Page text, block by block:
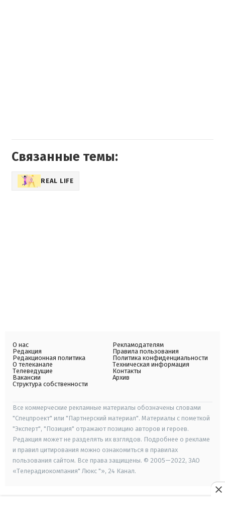
Связанные темы:
REAL LIFE
О нас
Редакция
Редакционная политика
О телеканале
Телеведущие
Вакансии
Структура собственности
Рекламодателям
Правила пользования
Политика конфиденциальности
Техническая информация
Контакты
Архив
Все коммерческие рекламные материалы обозначены словами
"Спецпроект" или "Партнерский материал". Материалы с пометкой
"Эксперт", "Позиция" отражают позицию авторов и героев.
Редакция может не разделять их взглядов. Подробнее о рекламе
и правил цитирования можно ознакомиться в правилах
пользования сайтом. Все права защищены. © 2005—2022, ЗАО
«Телерадиокомпания" Люкс "», 24 Канал.